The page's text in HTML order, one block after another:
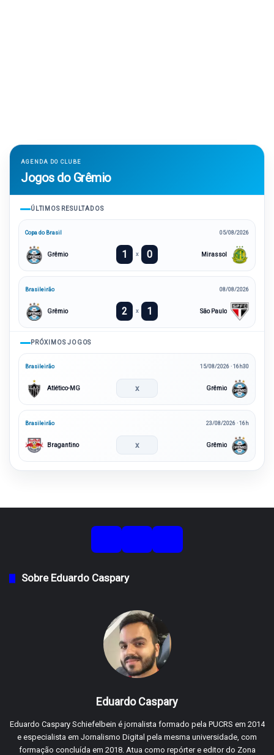
AGENDA DO CLUBE
Jogos do Grêmio
ÚLTIMOS RESULTADOS
Copa do Brasil 05/08/2026
Grêmio 1 x 0 Mirassol
Brasileirão 08/08/2026
Grêmio 2 x 1 São Paulo
PRÓXIMOS JOGOS
Brasileirão 15/08/2026 · 16h30
Atlético-MG x Grêmio
Brasileirão 23/08/2026 · 16h
Bragantino x Grêmio
Sobre Eduardo Caspary
Eduardo Caspary
Eduardo Caspary Schiefelbein é jornalista formado pela PUCRS em 2014
e especialista em Jornalismo Digital pela mesma universidade, com
formação concluída em 2018. Atua como repórter e editor do Zona